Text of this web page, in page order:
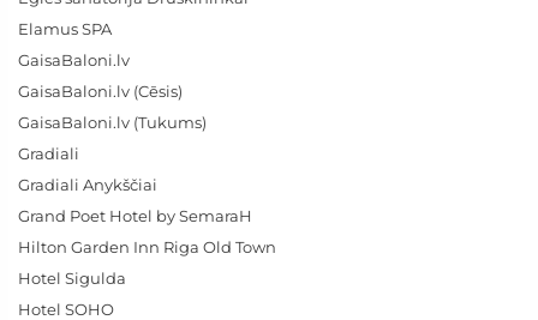
Elamus SPA
GaisaBaloni.lv
GaisaBaloni.lv (Cēsis)
GaisaBaloni.lv (Tukums)
Gradiali
Gradiali Anykščiai
Grand Poet Hotel by SemaraH
Hilton Garden Inn Riga Old Town
Hotel Sigulda
Hotel SOHO